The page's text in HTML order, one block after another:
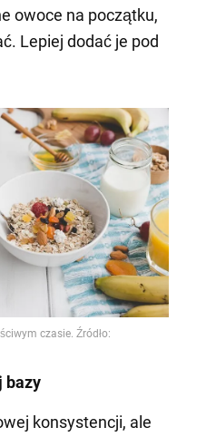
owoce na początku,
Lepiej dodać je pod
bazy
konsystencji, ale